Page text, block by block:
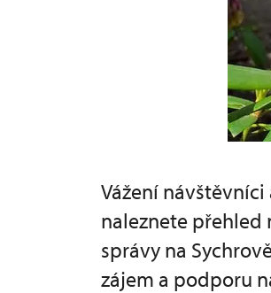
Vážení
naleznete přehled
správy na
zájem a podporu